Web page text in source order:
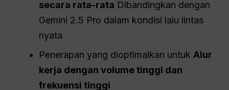
secara rata-rata Dibandingkan dengan
Gemini 2.5 Pro dalam kondisi lalu lintas
nyata
Penerapan yang dioptimalkan untukAlur
kerja dengan volume tinggi dan
frekuensi tinggi